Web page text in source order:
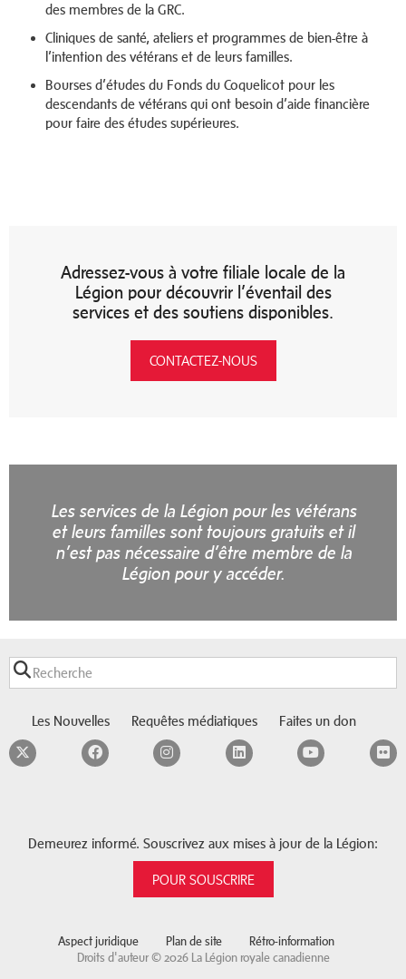
des membres de la GRC.
Cliniques de santé, ateliers et programmes de bien-être à
l’intention des vétérans et de leurs familles.
Bourses d’études du Fonds du Coquelicot pour les
descendants de vétérans qui ont besoin d’aide financière
pour faire des études supérieures.
Adressez-vous à votre filiale locale de la
Légion pour découvrir l’éventail des
services et des soutiens disponibles.
CONTACTEZ-NOUS
Les services de la Légion pour les vétérans
et leurs familles sont toujours gratuits et il
n’est pas nécessaire d’être membre de la
Légion pour y accéder.
Les Nouvelles Requêtes médiatiques Faites un don
TwitterFacebookInstagramLinkedInYouTube
Demeurez informé. Souscrivez aux mises à jour de la Légion:
POUR SOUSCRIRE
Aspect juridique Plan de site
Rétro-information
Droits d'auteur © 2026 La Légion royale canadienne